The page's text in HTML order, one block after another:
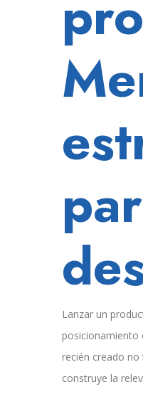
Lanzar un
posicionamiento
recién creado
construye la